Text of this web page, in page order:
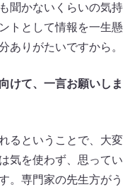
聞かないくらいの気持
トとして情報を一生懸
ありがたいですから。
けて、一言お願いしま
るということで、大変
気を使わず、思ってい
。専門家の先生方がう